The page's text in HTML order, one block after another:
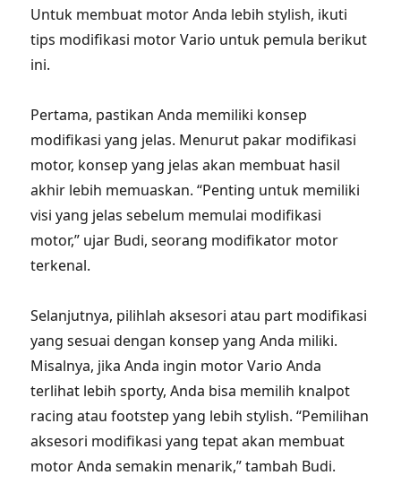
Untuk membuat motor Anda lebih stylish, ikuti
tips modifikasi motor Vario untuk pemula berikut
ini.
Pertama, pastikan Anda memiliki konsep
modifikasi yang jelas. Menurut pakar modifikasi
motor, konsep yang jelas akan membuat hasil
akhir lebih memuaskan. “Penting untuk memiliki
visi yang jelas sebelum memulai modifikasi
motor,” ujar Budi, seorang modifikator motor
terkenal.
Selanjutnya, pilihlah aksesori atau part modifikasi
yang sesuai dengan konsep yang Anda miliki.
Misalnya, jika Anda ingin motor Vario Anda
terlihat lebih sporty, Anda bisa memilih knalpot
racing atau footstep yang lebih stylish. “Pemilihan
aksesori modifikasi yang tepat akan membuat
motor Anda semakin menarik,” tambah Budi.